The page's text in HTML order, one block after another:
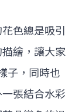
色總是吸引
繪，讓大家
子，同時也
張結合水彩